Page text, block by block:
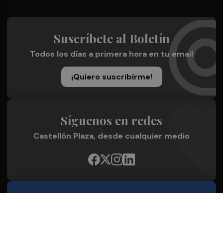
Suscríbete al Boletín
Todos los días a primera hora en tu email
¡Quiero suscribirme!
Síguenos en redes
Castellón Plaza, desde cualquier medio